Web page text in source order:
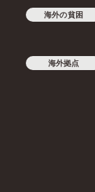
海外の貧困
海外拠点